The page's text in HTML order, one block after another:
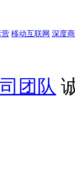
营 移动互联网 深度
团队